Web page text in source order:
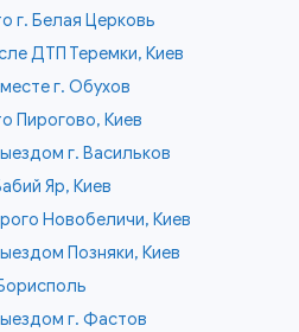
г. Белая Церковь
ДТП Теремки, Киев
г. Обухов
Пирогово, Киев
г. Васильков
Яр, Киев
Новобеличи, Киев
Позняки, Киев
г. Фастов